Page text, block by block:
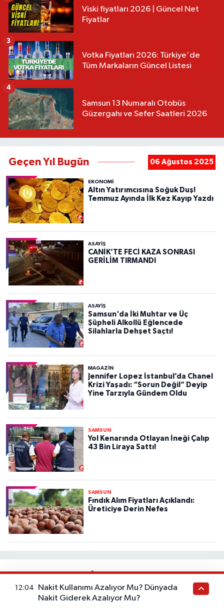
Viski fiyatları 2026 | Güncel Net
Fiyatlar
Votka Fiyatları 2026: Türkiye'de
Tüm Markaların Güncel Listesi
3
Samsun 13 Numaralı Otobüs
Güzergahı ve Sefer Saatleri 2026
4
Geçen Yıl Bugün 06 Ağustos 2025
EKONOMİ
Altın Yatırımcısına Soğuk Duş!
Temmuz Ayında İlk Kez Kayıp Yazdı
ASAYIŞ
CANİK’TE FECİ KAZA SONRASI
GERİLİM TIRMANDI
ASAYIŞ
Samsun'da İki Muhtar ve Üç
Şüpheli Alkollü Eğlencede
Silahlarla Dehşet Saçtı!
MAGAZİN
Jennifer Lopez İstanbul’da Chanel
Krizi Yaşadı: “Sorun Değil” Deyip
Yine Tarzıyla Gündem Oldu
SAMSUN
Yol Kenarında Otlayan İneği Çalıp
43 Bin Liraya Sattı!
SAMSUN
Fındık Alım Fiyatları Açıklandı:
Üreticiye Derin Nefes
Haber Gazetesi İçerik
Bu kategorideki yazılar sağlık tavsiyesi değildir. Sağlık
12:04
Nakit Kullanımı Azalıyor Mu? Dünyada
Nakit Giderek Azalıyor Mu?